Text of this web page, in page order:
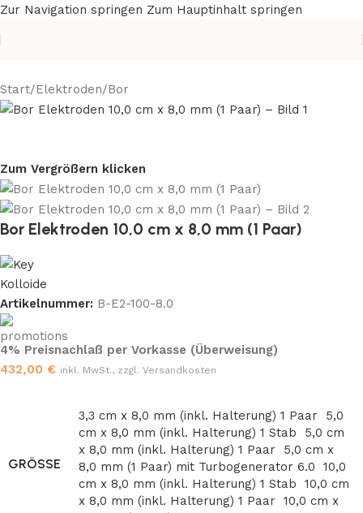
Zur Navigation springen Zum Hauptinhalt springen
Start/Elektroden/Bor
Zum Vergrößern klicken
Bor Elektroden 10,0 cm x 8,0 mm (1 Paar)
Artikelnummer: B-E2-100-8.0
4% Preisnachlaß per Vorkasse (Überweisung)
432,00 € inkl. MwSt., zzgl. Versandkosten
GRÖSSE
3,3 cm x 8,0 mm (inkl. Halterung) 1 Paar
5,0
cm x 8,0 mm (inkl. Halterung) 1 Stab
5,0 cm
x 8,0 mm (inkl. Halterung) 1 Paar
5,0 cm x
8,0 mm (1 Paar) mit Turbogenerator 6.0
10,0
cm x 8,0 mm (inkl. Halterung) 1 Stab
10,0 cm
x 8,0 mm (inkl. Halterung) 1 Paar
10,0 cm x